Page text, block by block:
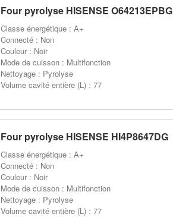
Four pyrolyse HISENSE O64213EPBG
Classe énergétique : A+
Connecté : Non
Couleur : Noir
Mode de cuisson : Multifonction
Nettoyage : Pyrolyse
Volume cavité entière (L) : 77
Four pyrolyse HISENSE HI4P8647DG
Classe énergétique : A+
Connecté : Non
Couleur : Noir
Mode de cuisson : Multifonction
Nettoyage : Pyrolyse
Volume cavité entière (L) : 77